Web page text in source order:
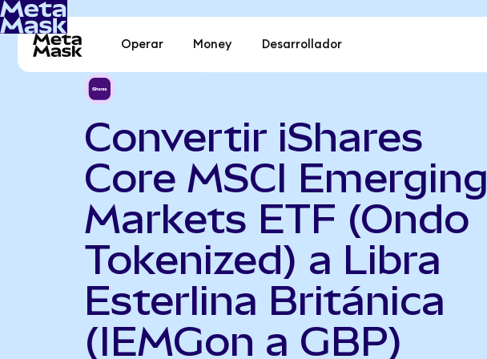
Operar Money Desarrollador
Convertir iShares
Core MSCI Emerging
Markets ETF (Ondo
Tokenized) a Libra
Esterlina Británica
(IEMGon a GBP)